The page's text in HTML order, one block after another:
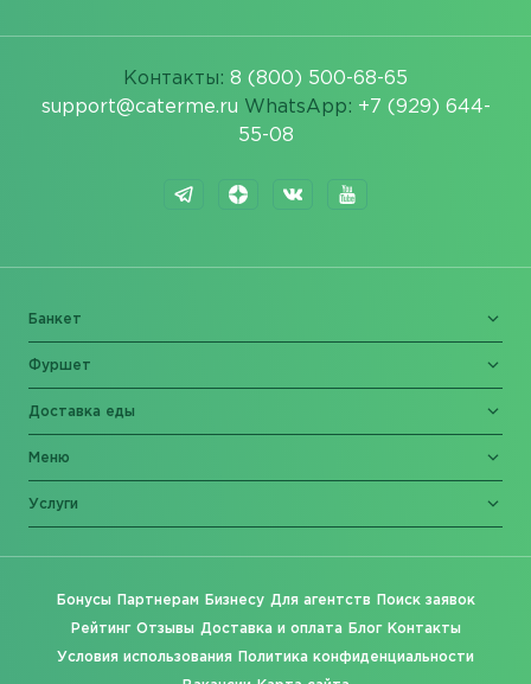
Контакты: 8 (800) 500-68-65
support@caterme.ru WhatsApp: +7 (929) 644-
55-08
Банкет
Фуршет
Доставка еды
Меню
Услуги
Бонусы Партнерам Бизнесу Для агентств Поиск заявок
Рейтинг Отзывы Доставка и оплата Блог Контакты
Условия использования Политика конфиденциальности